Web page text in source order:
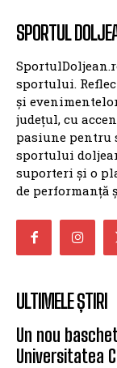
SPORTUL
sportului.
și
județul, cu
pasiune pentru
sportului
suporteri și o
de performanță
ULTIMELE ȘTIRI
Un nou
Universitatea